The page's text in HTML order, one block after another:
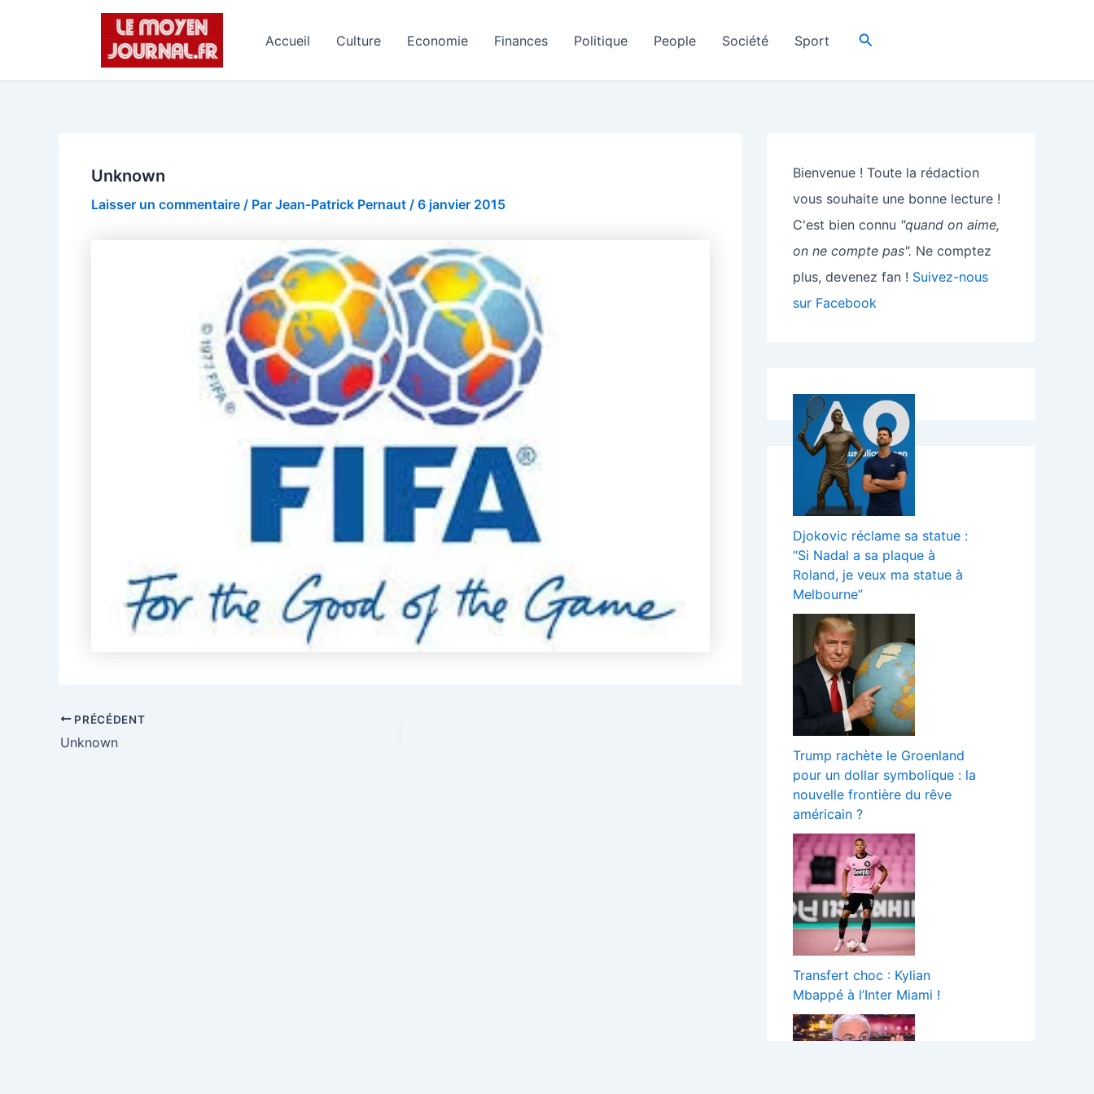
Accueil Culture Economie Finances Politique People Société Sport Rechercher
Unknown
Laisser un commentaire / Par Jean-Patrick Pernaut / 6 janvier 2015
PRÉCÉDENT
Unknown
Bienvenue ! Toute la rédaction
vous souhaite une bonne lecture !
C'est bien connu "quand on aime,
on ne compte pas". Ne comptez
plus, devenez fan ! Suivez-nous
sur Facebook
Djokovic réclame sa statue :
“Si Nadal a sa plaque à
Roland, je veux ma statue à
Melbourne”
Trump rachète le Groenland
pour un dollar symbolique : la
nouvelle frontière du rêve
américain ?
Transfert choc : Kylian
Mbappé à l’Inter Miami !